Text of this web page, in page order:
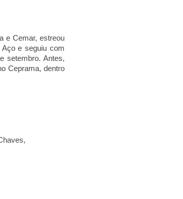
e Cemar, estreou
e seguiu com
setembro. Antes,
Ceprama, dentro